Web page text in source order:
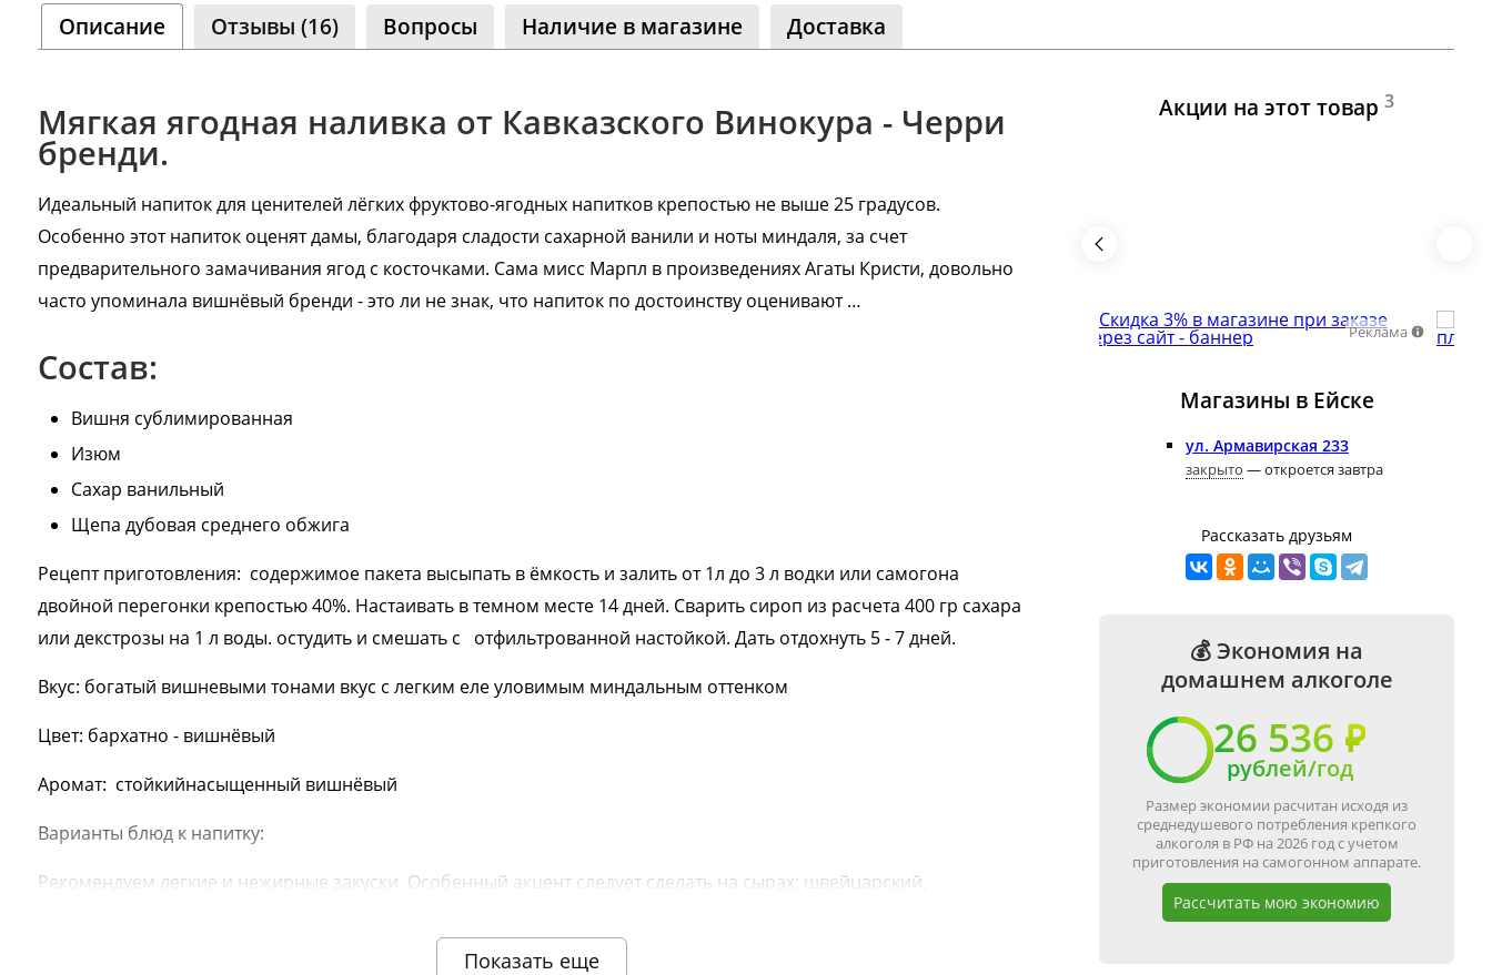
Сообщество
Одноклассники
Описание Отзывы (16) Вопросы Наличие в магазине Доставка
Мягкая ягодная наливка от Кавказского Винокура - Черри
бренди.
Идеальный напиток для ценителей лёгких фруктово-ягодных напитков крепостью не выше 25 градусов.
Особенно этот напиток оценят дамы, благодаря сладости сахарной ванили и ноты миндаля, за счет
предварительного замачивания ягод с косточками. Сама мисс Марпл в произведениях Агаты Кристи, довольно
часто упоминала вишнёвый бренди - это ли не знак, что напиток по достоинству оценивают …
Состав:
Вишня сублимированная
Изюм
Сахар ванильный
Щепа дубовая среднего обжига
Рецепт приготовления: содержимое пакета высыпать в ёмкость и залить от 1л до 3 л водки или самогона
двойной перегонки крепостью 40%. Настаивать в темном месте 14 дней. Сварить сироп из расчета 400 гр сахара
или декстрозы на 1 л воды. остудить и смешать с отфильтрованной настойкой. Дать отдохнуть 5 - 7 дней.
Вкус: богатый вишневыми тонами вкус с легким еле уловимым миндальным оттенком
Цвет: бархатно - вишнёвый
Аромат: стойкийнасыщенный вишнёвый
Варианты блюд к напитку:
Рекомендуем легкие и нежирные закуски. Особенный акцент следует сделать на сырах: швейцарский,
Показать еще
Акции на этот товар 3
Магазины в Ейскe
ул. Армавирская 233
закрыто — откроется завтра
Рассказать друзьям
💰 Экономия на
домашнем алкоголе
26 536 ₽
рублей/год
Размер экономии расчитан исходя из
среднедушевого потребления крепкого
алкоголя в РФ на 2026 год с учетом
приготовления на самогонном аппарате.
Рассчитать мою экономию